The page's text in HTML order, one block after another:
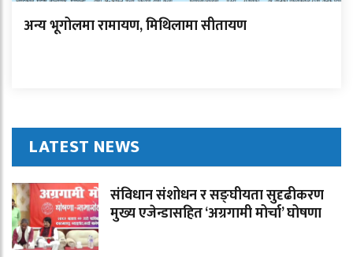
अन्य भूगोलमा रामायण, मिथिलामा सीतायण
LATEST NEWS
संविधान संशोधन र सङ्घीयता सुदृढीकरण
मुख्य एजेन्डासहित ‘अग्रगामी मोर्चा’ घोषणा